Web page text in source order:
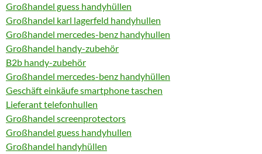
Großhandel guess handyhüllen
Großhandel karl lagerfeld handyhullen
Großhandel mercedes-benz handyhullen
Großhandel handy-zubehör
B2b handy-zubehör
Großhandel mercedes-benz handyhüllen
Geschäft einkäufe smartphone taschen
Lieferant telefonhullen
Großhandel screenprotectors
Großhandel guess handyhullen
Großhandel handyhüllen